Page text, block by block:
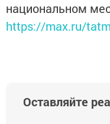
национальном
https://max.ru/
Оставляйте